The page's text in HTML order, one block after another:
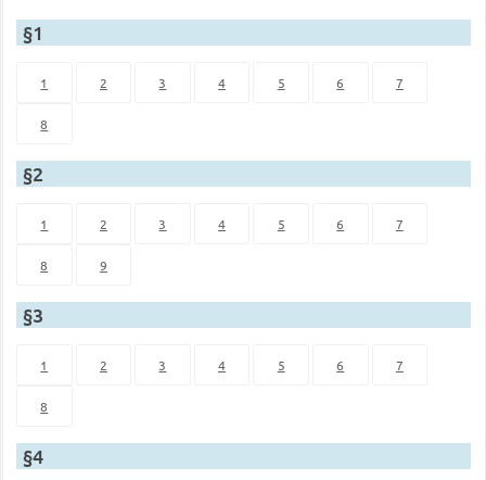
§1
1 2 3 4 5 6 7
8
§2
1 2 3 4 5 6 7
8 9
§3
1 2 3 4 5 6 7
8
§4